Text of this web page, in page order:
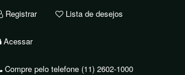
Registrar Lista de desejos
Acessar
Compre pelo telefone (11) 2602-1000